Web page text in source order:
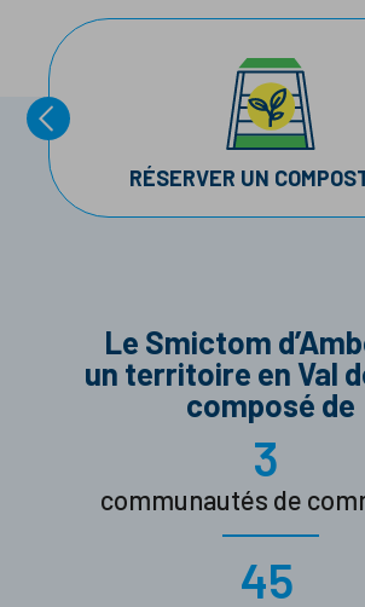
RÉSERVER UN
Le Smictom
un territoire en Val
composé de
3
communautés de
45